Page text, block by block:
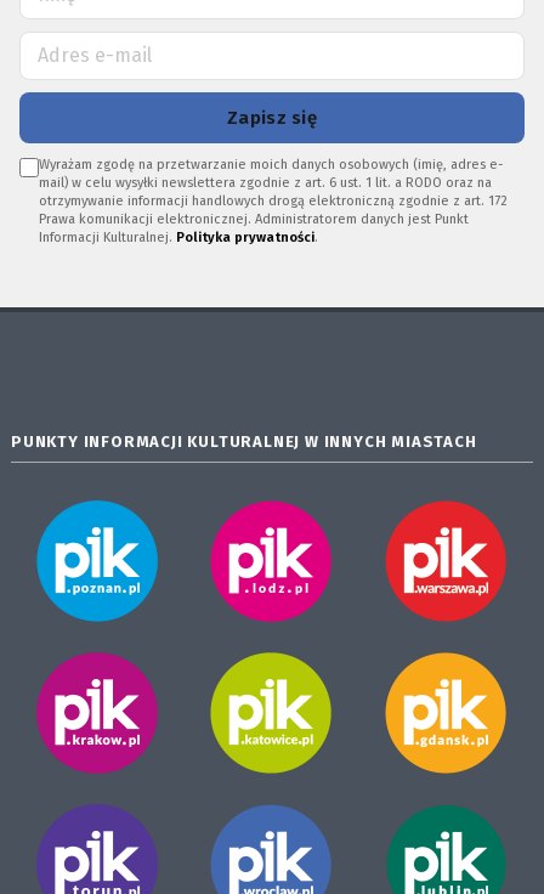
Zapisz się
Wyrażam zgodę na przetwarzanie moich danych osobowych (imię, adres e-
mail) w celu wysyłki newslettera zgodnie z art. 6 ust. 1 lit. a RODO oraz na
otrzymywanie informacji handlowych drogą elektroniczną zgodnie z art. 172
Prawa komunikacji elektronicznej. Administratorem danych jest Punkt
Informacji Kulturalnej. Polityka prywatności.
PUNKTY INFORMACJI KULTURALNEJ W INNYCH MIASTACH